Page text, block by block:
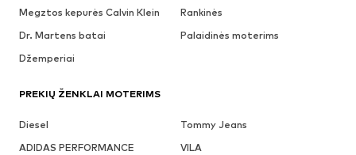
Megztos kepurės Calvin Klein
Rankinės
Dr. Martens batai
Palaidinės moterims
Džemperiai
PREKIŲ ŽENKLAI MOTERIMS
Diesel
Tommy Jeans
ADIDAS PERFORMANCE
VILA